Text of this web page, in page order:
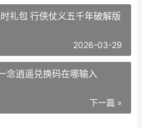
礼包 行侠仗义五千年破解版
2026-03-29
念逍遥兑换码在哪输入
下一篇 »